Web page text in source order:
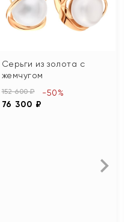
Серьги из золота с
жемчугом
152 600 ₽
76 300 ₽
-50%